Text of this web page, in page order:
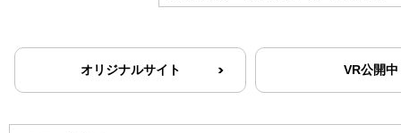
オリジナルサイト VR公開中